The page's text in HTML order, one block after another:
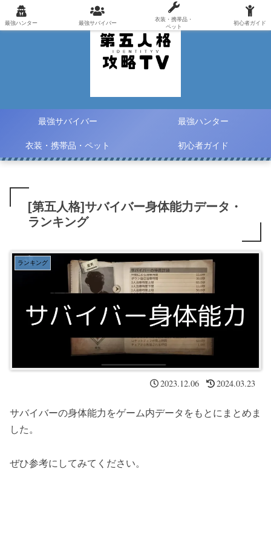
最強サバイバー 最強ハンター
衣装・携帯品・ペット 初心者ガイド
[第五人格]サバイバー身体能力データ・
ランキング
ランキング
2023.12.06 2024.03.23
サバイバーの身体能力をゲーム内データをもとにまとめま
した。
ぜひ参考にしてみてください。
最強ハンター 最強サバイバー
衣装・携帯品・
ペット
初心者ガイド